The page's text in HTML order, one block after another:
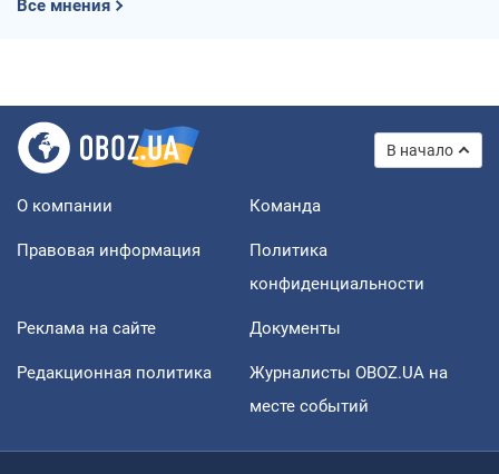
Все мнения
В начало
О компании Команда
Правовая информация
Политика
конфиденциальности
Реклама на сайте Документы
Редакционная политика
Журналисты OBOZ.UA на
месте событий